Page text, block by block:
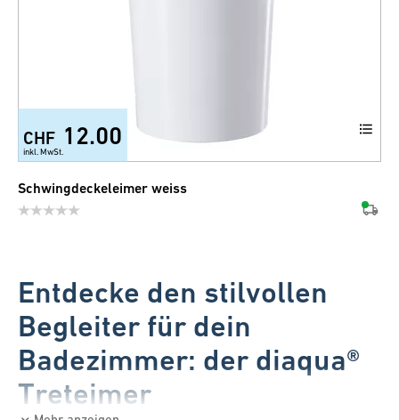
CHF 12.00
inkl. MwSt.
Schwingdeckeleimer weiss
Entdecke den stilvollen
Begleiter für dein
Badezimmer: der diaqua®
Treteimer